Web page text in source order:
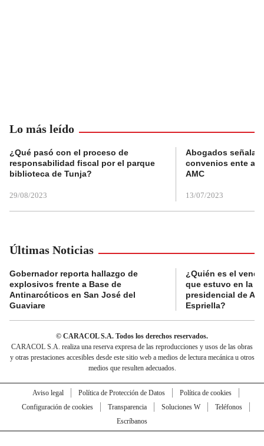
Lo más leído
¿Qué pasó con el proceso de
responsabilidad fiscal por el parque
biblioteca de Tunja?
29/08/2023
Abogados
convenios ente
AMC
13/07/2023
Últimas Noticias
Gobernador reporta hallazgo de
explosivos frente a Base de
Antinarcóticos en San José del
Guaviare
¿Quién es el
que estuvo en la
presidencial de
Espriella?
© CARACOL S.A. Todos los derechos reservados.
CARACOL S.A. realiza una reserva expresa de las reproducciones y usos de las obras
y otras prestaciones accesibles desde este sitio web a medios de lectura mecánica u otros
medios que resulten adecuados.
Aviso legal Política de Protección de Datos
Política de cookies
Configuración de cookies
Transparencia Soluciones W
Teléfonos
Escríbanos